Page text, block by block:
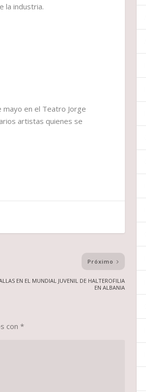
la industria.
en el Teatro Jorge
artistas quienes se
Próximo
EN EL MUNDIAL JUVENIL DE HALTEROFILIA
EN ALBANIA
con*